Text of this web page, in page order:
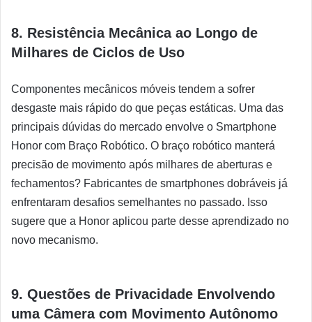
8. Resistência Mecânica ao Longo de
Milhares de Ciclos de Uso
Componentes mecânicos móveis tendem a sofrer
desgaste mais rápido do que peças estáticas. Uma das
principais dúvidas do mercado envolve o Smartphone
Honor com Braço Robótico. O braço robótico manterá
precisão de movimento após milhares de aberturas e
fechamentos? Fabricantes de smartphones dobráveis já
enfrentaram desafios semelhantes no passado. Isso
sugere que a Honor aplicou parte desse aprendizado no
novo mecanismo.
9. Questões de Privacidade Envolvendo
uma Câmera com Movimento Autônomo